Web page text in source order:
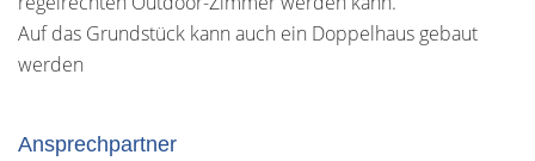
Auf das Grundstück kann auch ein Doppelhaus gebaut
werden
Ansprechpartner